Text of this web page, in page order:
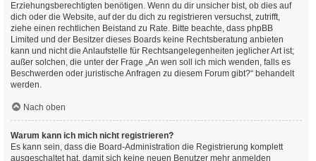
Erziehungsberechtigten benötigen. Wenn du dir unsicher bist, ob dies auf
dich oder die Website, auf der du dich zu registrieren versuchst, zutrifft,
ziehe einen rechtlichen Beistand zu Rate. Bitte beachte, dass phpBB
Limited und der Besitzer dieses Boards keine Rechtsberatung anbieten
kann und nicht die Anlaufstelle für Rechtsangelegenheiten jeglicher Art ist;
außer solchen, die unter der Frage „An wen soll ich mich wenden, falls es
Beschwerden oder juristische Anfragen zu diesem Forum gibt?“ behandelt
werden.
Nach oben
Warum kann ich mich nicht registrieren?
Es kann sein, dass die Board-Administration die Registrierung komplett
ausgeschaltet hat, damit sich keine neuen Benutzer mehr anmelden